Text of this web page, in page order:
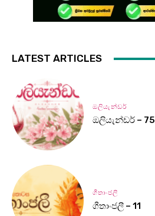
LATEST ARTICLES
ඔලියැන්ඩර්
ඔලියැන්ඩර් – 75
ගීතාංජලී
ගීතාංජලී – 11